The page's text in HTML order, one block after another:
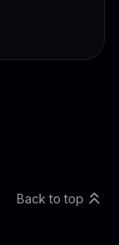
Back to top